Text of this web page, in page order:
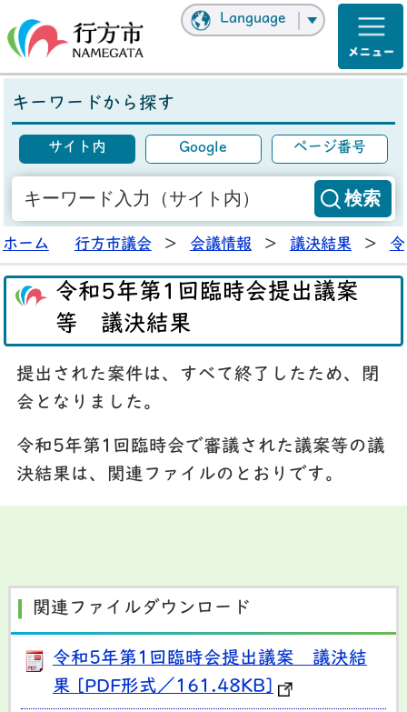
Language
キーワードから探す
サイト内 Google ページ番号
ホーム 行方市議会 > 会議情報 > 議決結果 >
令和5年第1回臨時会提出議案
等 議決結果
提出された案件は、すべて終了したため、閉
会となりました。
令和5年第1回臨時会で審議された議案等の議
決結果は、関連ファイルのとおりです。
関連ファイルダウンロード
令和5年第1回臨時会提出議案 議決結
果 [PDF形式／161.48KB]